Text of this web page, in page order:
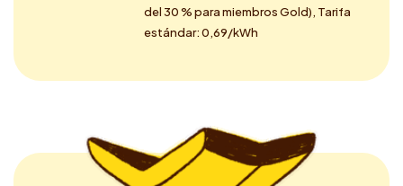
del 30 % para miembros Gold), Tarifa
estándar: 0,69/kWh